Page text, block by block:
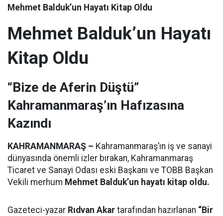
Mehmet Balduk’un Hayatı Kitap Oldu
Mehmet Balduk’un Hayatı
Kitap Oldu
“Bize de Aferin Düştü”
Kahramanmaraş’ın Hafızasına
Kazındı
KAHRAMANMARAŞ – Kahramanmaraş’ın iş ve sanayi
dünyasında önemli izler bırakan, Kahramanmaraş
Ticaret ve Sanayi Odası eski Başkanı ve TOBB Başkan
Vekili merhum Mehmet Balduk’un hayatı kitap oldu.
Gazeteci-yazar Rıdvan Akar tarafından hazırlanan “Bir